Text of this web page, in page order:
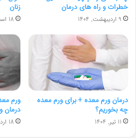
خطرات و راه های درمان
9 اردیبهشت, 1404
زنان
18 اسفند, 1401
درمان ورم معده + برای ورم معده
چه بخوریم؟
11 تیر, 1404
ورم
درمان
18 اردیبهشت, 1402